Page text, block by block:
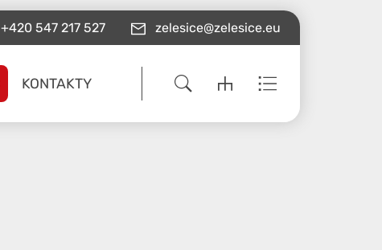
+420 547 217 527 zelesice@zelesice.eu
KONTAKTY